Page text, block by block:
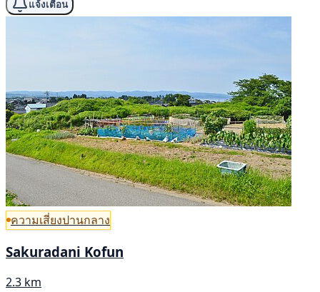
แจ้งเตือน
ความเสี่ยงปานกลาง
Sakuradani Kofun
2.3 km